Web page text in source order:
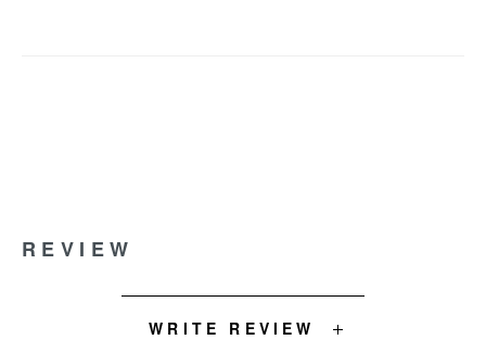
REVIEW
WRITE REVIEW